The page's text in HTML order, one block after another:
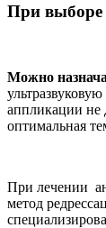
При выборе
Можно
аппликации не
оптимальная
При лечении
метод